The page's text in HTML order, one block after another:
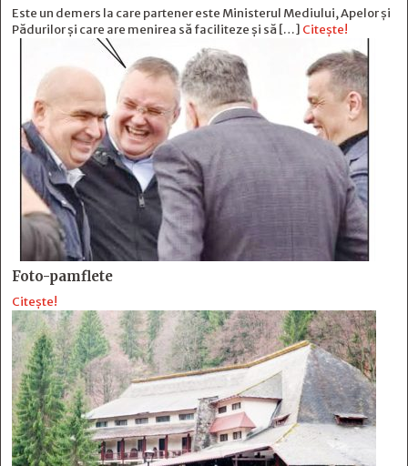
Este un demers la care partener este Ministerul Mediului, Apelor și
Pădurilor și care are menirea să faciliteze și să […] Citește!
Foto-pamflete
Citește!